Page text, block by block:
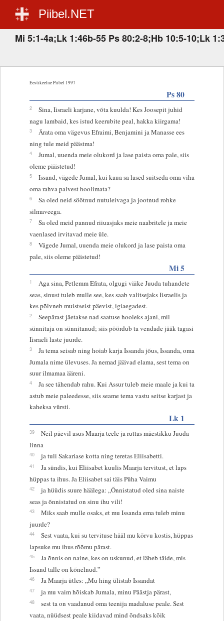
Piibel.NET
Mi 5:1-4a;Lk 1:46b-55 Ps 80:2-8;Hb 10:5-10;Lk
Eestikeelne Piibel 1997
Ps 80
2
Sina, Iisraeli karjane, võta kuulda! Kes Joosepit juhid
nagu lambaid, kes istud keerubite peal, hakka kiirgama!
3
Ärata oma vägevus Efraimi, Benjamini ja Manasse ees
ning tule meid päästma!
4
Jumal, uuenda meie olukord ja lase paista oma pale, siis
oleme päästetud!
5
Issand, vägede Jumal, kui kaua sa lased suitseda oma viha
oma rahva palvest hoolimata?
6
Sa oled neid söötnud nutuleivaga ja jootnud rohke
silmaveega.
7
Sa oled meid pannud riiuasjaks meie naabritele ja meie
vaenlased irvitavad meie üle.
8
Vägede Jumal, uuenda meie olukord ja lase paista oma
pale, siis oleme päästetud!
Mi 5
1
Aga sina, Petlemm Efrata, olgugi väike Juuda tuhandete
seas, sinust tuleb mulle see, kes saab valitsejaks Iisraelis ja
kes põlvneb muistseist päevist, igiaegadest.
2
Seepärast jäetakse nad saatuse hooleks ajani, mil
sünnitaja on sünnitanud; siis pöördub ta vendade jääk tagasi
Iisraeli laste juurde.
3
Ja tema seisab ning hoiab karja Issanda jõus, Issanda, oma
Jumala nime ülevuses. Ja nemad jäävad elama, sest tema on
suur ilmamaa ääreni.
4
Ja see tähendab rahu. Kui Assur tuleb meie maale ja kui ta
astub meie paleedesse, siis seame tema vastu seitse karjast ja
kaheksa vürsti.
Lk 1
39
Neil päevil asus Maarja teele ja ruttas mäestikku Juuda
linna
40 ja tuli Sakariase kotta ning teretas Eliisabetti.
41
Ja sündis, kui Eliisabet kuulis Maarja tervitust, et laps
hüppas ta ihus. Ja Eliisabet sai täis Püha Vaimu
42
ja hüüdis suure häälega: „Õnnistatud oled sina naiste
seas ja õnnistatud on sinu ihu vili!
43
Miks saab mulle osaks, et mu Issanda ema tuleb minu
juurde?
44
Sest vaata, kui su tervituse hääl mu kõrvu kostis, hüppas
lapsuke mu ihus rõõmu pärast.
45
Ja õnnis on naine, kes on uskunud, et läheb täide, mis
Issand talle on kõnelnud.”
46 Ja Maarja ütles: „Mu hing ülistab Issandat
47 ja mu vaim hõiskab Jumala, minu Päästja pärast,
48
sest ta on vaadanud oma teenija madaluse peale. Sest
vaata, nüüdsest peale kiidavad mind õndsaks kõik